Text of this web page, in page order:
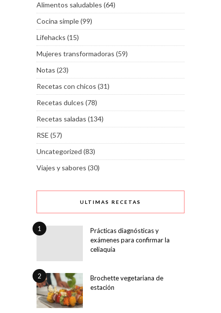
Alimentos saludables (64)
Cocina simple(99)
Lifehacks (15)
Mujeres transformadoras (59)
Notas (23)
Recetas con chicos (31)
Recetas dulces (78)
Recetas saladas (134)
RSE (57)
Uncategorized (83)
Viajes y sabores (30)
ULTIMAS RECETAS
1
Prácticas diagnósticas y
exámenes para confirmar la
celiaquía
2
Brochette vegetariana de
estación